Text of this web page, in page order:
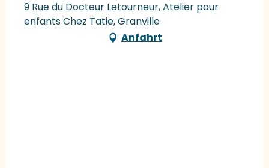
9 Rue du Docteur Letourneur, Atelier pour
enfants Chez Tatie, Granville
Anfahrt